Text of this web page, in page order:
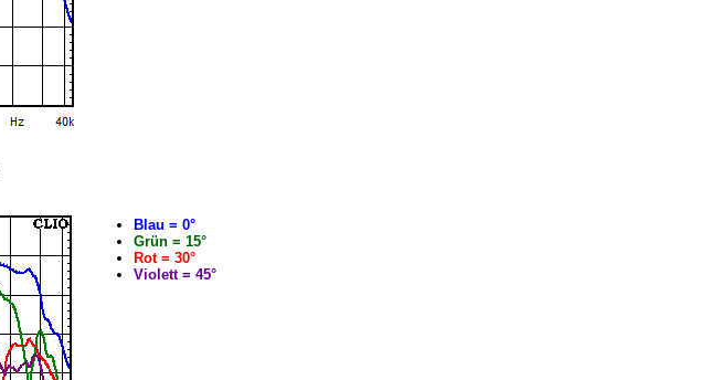
Blau = 0°
Grün = 15°
Rot = 30°
Violett = 45°